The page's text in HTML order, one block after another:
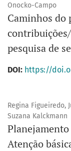
Onocko-Campo
Caminhos do
pesquisa de
DOI: https://
Regina Figueiredo,
Suzana Kalckmann
Atenção